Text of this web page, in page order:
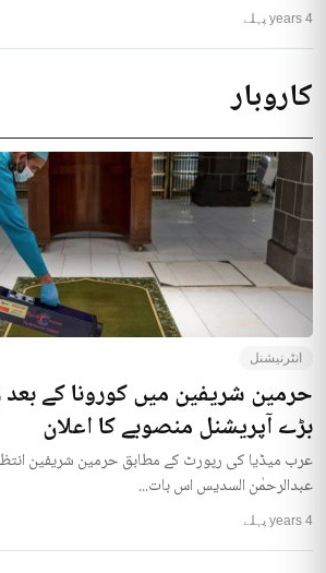
4 years پہلے
کاروبار
انٹرنیشنل
حرمین شریفین میں کورونا کے
بڑے آپریشنل منصوبے کا اعلان
عرب میڈیا کی رپورٹ کے مطابق حرمین شریفین
عبدالرحمٰن السدیس اس بات...
4 years پہلے